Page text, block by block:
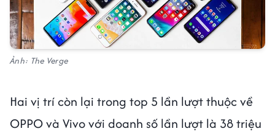
Ảnh: The Verge
Hai vị trí còn lại trong top 5 lần lượt thuộc về
OPPO và Vivo với doanh số lần lượt là 38 triệu